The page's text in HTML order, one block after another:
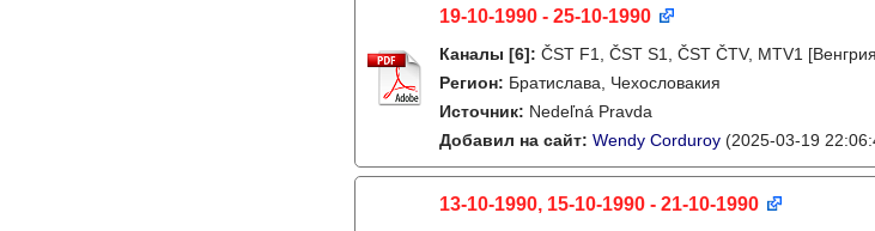
19-10-1990 - 25-10-1990
Каналы [6]: ČST F1, ČST S1, ČST ČTV, MTV1
Регион: Братислава, Чехословакия
Источник: Nedeľná Pravda
Добавил на сайт: Wendy Corduroy (2025-03-19
13-10-1990, 15-10-1990 - 21-10-1990